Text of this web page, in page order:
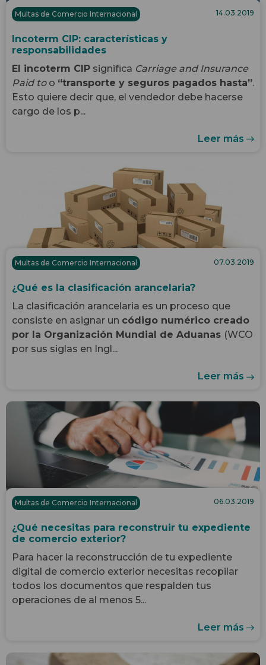
Multas de Comercio Internacional 14.03.2019
Incoterm CIP: características y
responsabilidades
El incoterm CIP significa Carriage and Insurance
Paid too “transporte y seguros pagados hasta”.
Esto quiere decir que, el vendedor debe hacerse
cargo de los p...
Leer más
Multas de Comercio Internacional 07.03.2019
¿Qué es la clasificación arancelaria?
La clasificación arancelaria es un proceso que
consiste en asignar un código numérico creado
por la Organización Mundial de Aduanas (WCO
por sus siglas en Ingl...
Leer más
Multas de Comercio Internacional 06.03.2019
¿Qué necesitas para reconstruir tu expediente
de comercio exterior?
Para hacer la reconstrucción de tu expediente
digital de comercio exterior necesitas recopilar
todos los documentos que respalden tus
operaciones de al menos 5...
Leer más